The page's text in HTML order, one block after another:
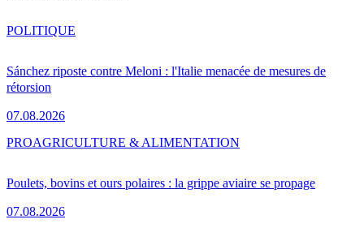
Sánchez riposte contre Meloni : l'Italie menacée de mesures de
rétorsion
07.08.2026
POLITIQUE
Poulets, bovins et ours polaires : la grippe aviaire se propage
07.08.2026
PROAGRICULTURE & ALIMENTATION